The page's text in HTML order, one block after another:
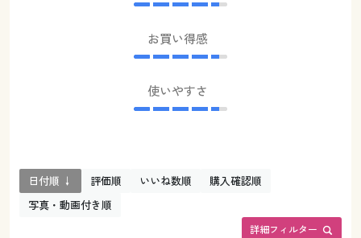
お買い得感
使いやすさ
詳細フィルター
日付順 ↓ 評価順 いいね数順
購入確認順
写真・動画付き順